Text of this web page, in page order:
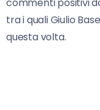
commenti positivi
tra i quali Giulio
questa volta.